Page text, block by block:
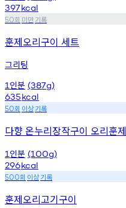
397kcal
50회 미만기록
훈제오리구이 세트
그리팅
1 인분 (387g)
635kcal
50회 이상기록
다향 온누리장작구이 오리훈제
1 인분 (100g)
296kcal
500회 이상기록
훈제오리고기구이